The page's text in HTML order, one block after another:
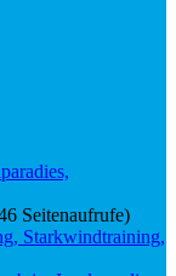
Seitenaufrufe)
Starkwindtraining,